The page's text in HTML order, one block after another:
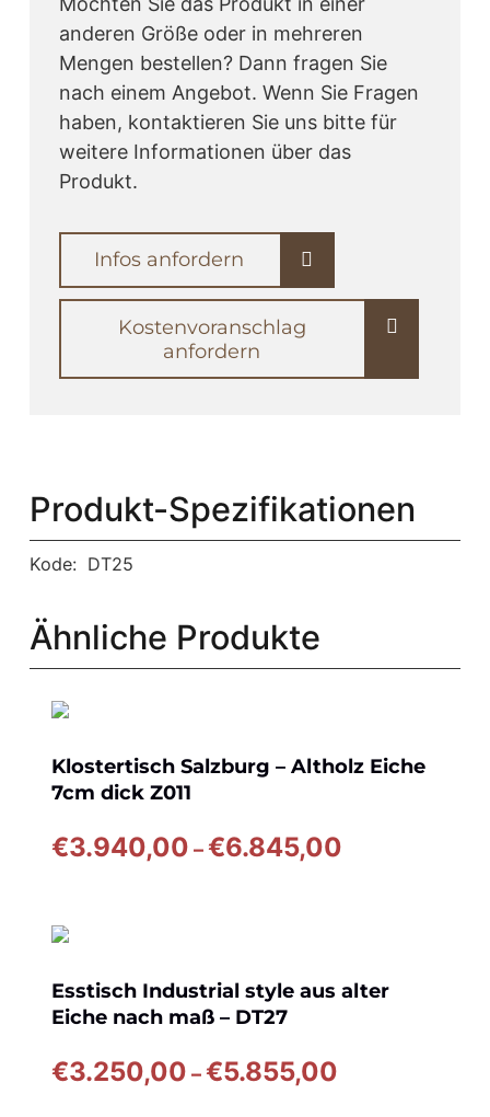
anderen Größe oder in mehreren
Mengen bestellen? Dann fragen Sie
nach einem Angebot. Wenn Sie Fragen
haben, kontaktieren Sie uns bitte für
weitere Informationen über das
Produkt.
Infos anfordern
Kostenvoranschlag
anfordern
Produkt-Spezifikationen
Kode: DT25
Ähnliche Produkte
Klostertisch Salzburg – Altholz Eiche
7cm dick Z011
€3.940,00 –€6.845,00
Esstisch Industrial style aus alter
Eiche nach maß – DT27
€3.250,00 –€5.855,00